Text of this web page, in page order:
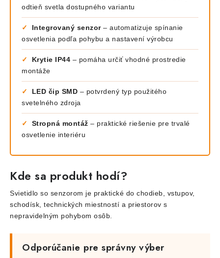
odtieň svetla dostupného variantu
✓ Integrovaný senzor– automatizuje spínanie
osvetlenia podľa pohybu a nastavení výrobcu
✓ Krytie IP44 – pomáha určiť vhodné prostredie
montáže
✓ LED čip SMD – potvrdený typ použitého
svetelného zdroja
✓ Stropná montáž – praktické riešenie pre trvalé
osvetlenie interiéru
Kde sa produkt hodí?
Svietidlo so senzorom je praktické do chodieb, vstupov,
schodísk, technických miestností a priestorov s
nepravidelným pohybom osôb.
Odporúčanie pre správny výber